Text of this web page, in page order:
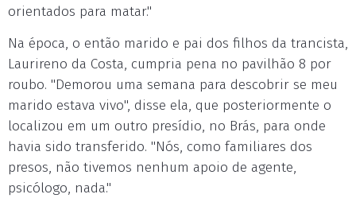
orientados para matar."
Na época, o então marido e pai dos filhos da trancista,
Laurireno da Costa, cumpria pena no pavilhão 8 por
roubo. "Demorou uma semana para descobrir se meu
marido estava vivo", disse ela, que posteriormente o
localizou em um outro presídio, no Brás, para onde
havia sido transferido. "Nós, como familiares dos
presos, não tivemos nenhum apoio de agente,
psicólogo, nada."